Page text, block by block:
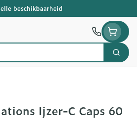
beschikbaarheid
Zoek
Ijzer-C Caps 60